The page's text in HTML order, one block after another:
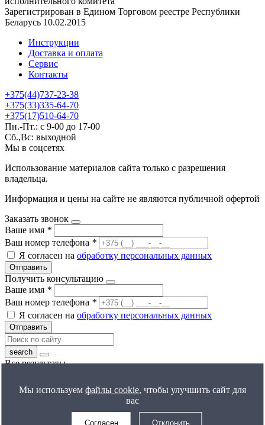
Зарегистрирован в Едином Торговом реестре Республики
Беларусь 10.02.2015
Инструкции
Доставка и оплата
Сервис
Контакты
+375(44)737-23-38
+375(33)335-64-70
+375(17)510-64-70
Пн.-Пт.: с 9-00 до 17-00
Сб.,Вс: выходной
Мы в соцсетях
Использование материалов сайта только с разрешения
владельца.
Информация и цены на сайте не являются публичной офертой
Заказать звонок
Ваше имя *
Ваш номер телефона *
Я согласен на обработку персональных данных
Отправить
Получить консультацию
Ваше имя *
Ваш номер телефона *
Я согласен на обработку персональных данных
Отправить
Все результаты
Ваше имя
Ваш номер телефона*
Я согласен наобработку персональных данных
Мы используем файлы cookie, чтобы улучшить сайт для
вас
Согласен Отклонить